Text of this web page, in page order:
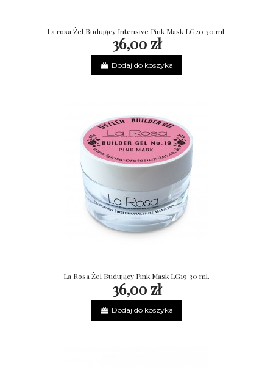
La rosa Żel Budujący Intensive Pink Mask LG20 30 ml.
36,00 zł
Dodaj do koszyka
La Rosa Żel Budujący Pink Mask LG19 30 ml.
36,00 zł
Dodaj do koszyka